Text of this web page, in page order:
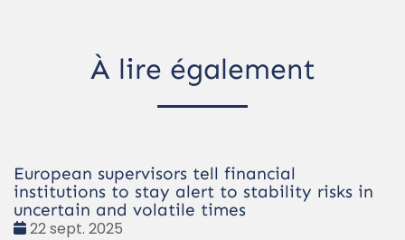
À lire également
European supervisors tell financial
institutions to stay alert to stability risks in
uncertain and volatile times
Date
22 sept. 2025